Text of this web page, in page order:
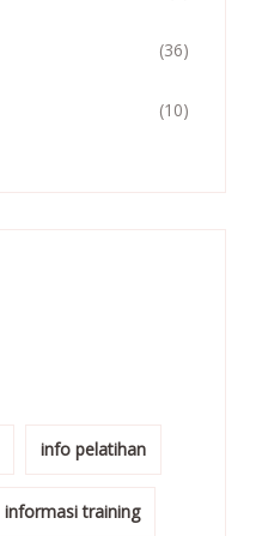
(36)
(10)
info pelatihan
informasi training